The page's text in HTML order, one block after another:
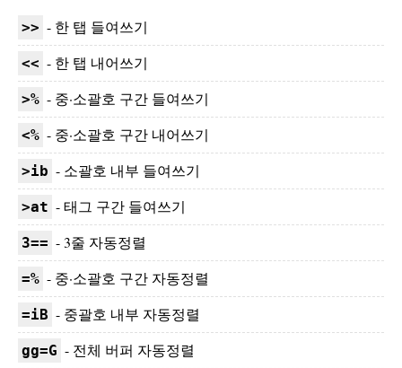
>> - 한 탭 들여쓰기
<< - 한 탭 내어쓰기
>% - 중·소괄호 구간 들여쓰기
<% - 중·소괄호 구간 내어쓰기
>ib - 소괄호 내부 들여쓰기
>at - 태그 구간 들여쓰기
3== - 3줄 자동정렬
=% - 중·소괄호 구간 자동정렬
=iB - 중괄호 내부 자동정렬
gg=G - 전체 버퍼 자동정렬